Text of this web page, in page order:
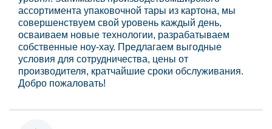
ассортимента упаковочной тары из картона, мы
совершенствуем свой уровень каждый день,
осваиваем новые технологии, разрабатываем
собственные ноу-хау. Предлагаем выгодные
условия для сотрудничества, цены от
производителя, кратчайшие сроки обслуживания.
Добро пожаловать!